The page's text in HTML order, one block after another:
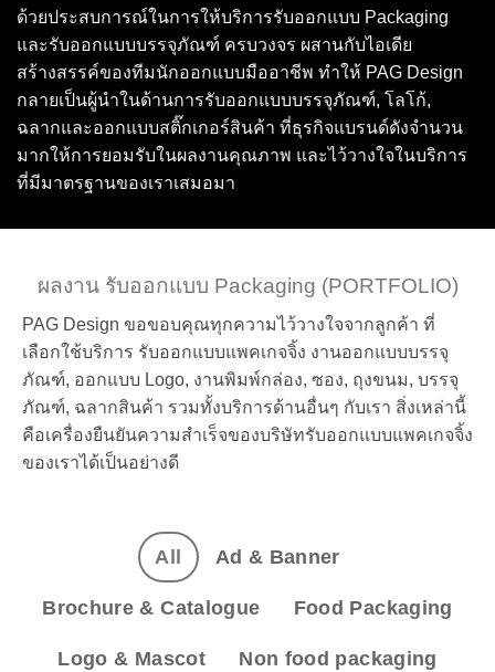
ด้วยประสบการณ์ในการให้บริการรับออกแบบ Packaging
และรับออกแบบบรรจุภัณฑ์ ครบวงจร ผสานกับไอเดีย
สร้างสรรค์ของทีมนักออกแบบมืออาชีพ ทำให้ PAG Design
กลายเป็นผู้นำในด้านการรับออกแบบบรรจุภัณฑ์, โลโก้,
ฉลากและออกแบบสติ๊กเกอร์สินค้า ที่ธุรกิจแบรนด์ดังจำนวน
มากให้การยอมรับในผลงานคุณภาพ และไว้วางใจในบริการ
ที่มีมาตรฐานของเราเสมอมา
ผลงาน รับออกแบบ Packaging (PORTFOLIO)
PAG Design ขอขอบคุณทุกความไว้วางใจจากลูกค้า ที่
เลือกใช้บริการ รับออกแบบแพคเกจจิ้ง งานออกแบบบรรจุ
ภัณฑ์, ออกแบบ Logo, งานพิมพ์กล่อง, ซอง, ถุงขนม, บรรจุ
ภัณฑ์, ฉลากสินค้า รวมทั้งบริการด้านอื่นๆ กับเรา สิ่งเหล่านี้
คือเครื่องยืนยันความสำเร็จของบริษัทรับออกแบบแพคเกจจิ้ง
ของเราได้เป็นอย่างดี
All Ad & Banner
Brochure & Catalogue Food Packaging
Logo & Mascot Non food packaging